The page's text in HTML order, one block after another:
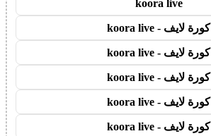
koora live
كورة لايف - koora live
كورة لايف - koora live
كورة لايف - koora live
كورة لايف - koora live
كورة لايف - koora live